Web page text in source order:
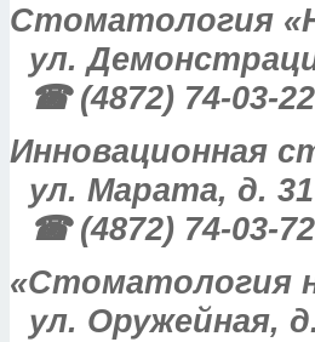
Стоматология
ул.
☎ (4872) 74-03-22
Инновационная
ул. Марата, д.
☎ (4872) 74-03-72
«Стоматология
ул. Оружейная,